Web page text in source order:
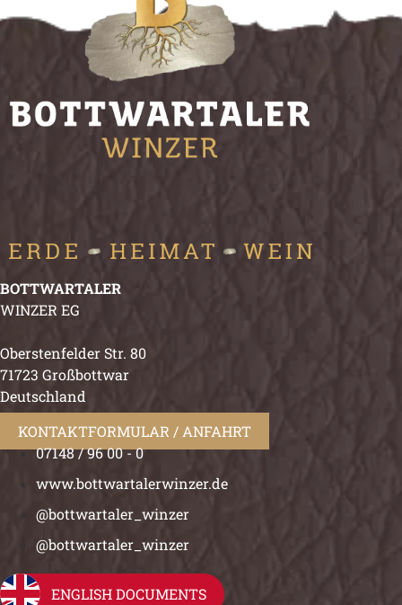
BOTTWARTALER
WINZER EG
Oberstenfelder Str. 80
71723 Großbottwar
Deutschland
KONTAKTFORMULAR / ANFAHRT
07148 / 96 00 - 0
www.bottwartalerwinzer.de
@bottwartaler_winzer
@bottwartaler_winzer
ENGLISH DOCUMENTS